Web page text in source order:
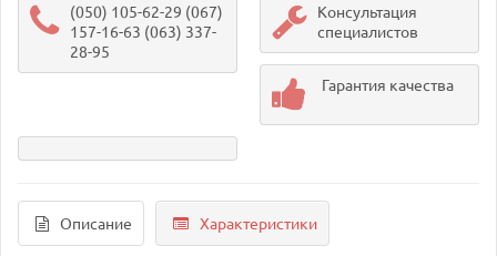
(050) 105-62-29 (067)
157-16-63 (063) 337-
28-95
Консультация
специалистов
Гарантия качества
Описание Характеристики